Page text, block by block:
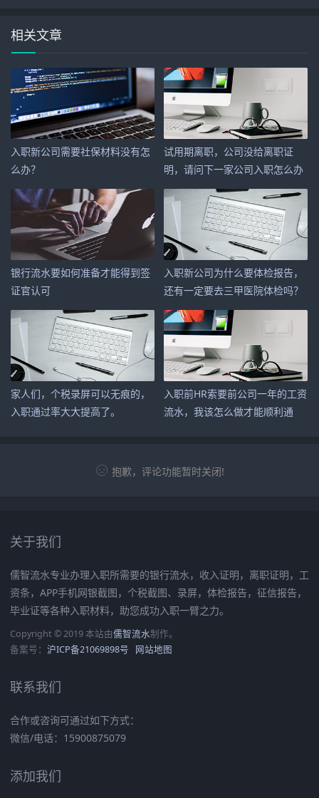
相关文章
入职新公司需要社保材料没有怎
么办？
试用期离职，公司没给离职证
明，请问下一家公司入职怎么办
呢？
银行流水要如何准备才能得到签
证官认可
入职新公司为什么要体检报告，
还有一定要去三甲医院体检吗？
家人们，个税录屏可以无痕的，
入职通过率大大提高了。
入职前HR索要前公司一年的工资
流水，我该怎么做才能顺利通
抱歉，评论功能暂时关闭!
关于我们
儒智流水专业办理入职所需要的银行流水，收入证明，离职证明，工
资条，APP手机网银截图，个税截图、录屏，体检报告，征信报告，
毕业证等各种入职材料，助您成功入职一臂之力。
Copyright © 2019 本站由儒智流水制作。
备案号： 沪ICP备21069898号 网站地图
联系我们
合作或咨询可通过如下方式：
微信/电话：15900875079
添加我们